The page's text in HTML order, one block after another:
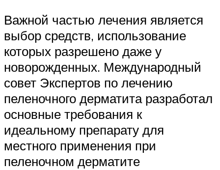
Важной частью лечения является
выбор средств, использование
которых разрешено даже у
новорожденных. Международный
совет Экспертов по лечению
пеленочного дерматита разработал
основные требования к
идеальному препарату для
местного применения при
пеленочном дерматите